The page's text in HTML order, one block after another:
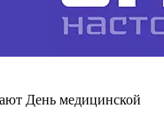
День медицинской